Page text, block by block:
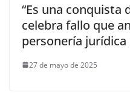
“Es una conquista
celebra fallo que
personería jurídica
27 de mayo de 2025